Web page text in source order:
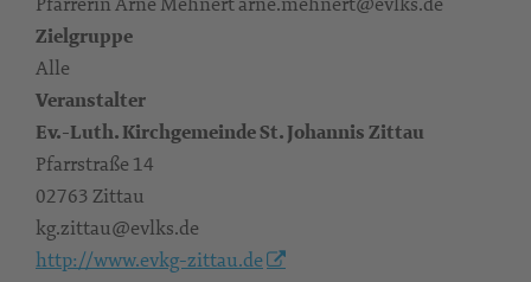
Zielgruppe
Alle
Veranstalter
Ev.-Luth. Kirchgemeinde St. Johannis Zittau
Pfarrstraße 14
02763 Zittau
kg.zittau@evlks.de
http://www.evkg-zittau.de